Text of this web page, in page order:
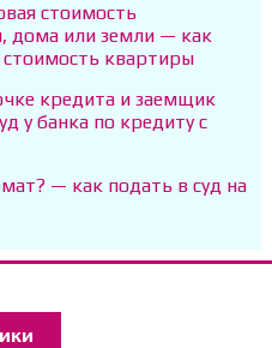
стоимость
дома или земли — как
стоимость квартиры
кредита и заемщик
у банка по кредиту с
— как подать в суд на